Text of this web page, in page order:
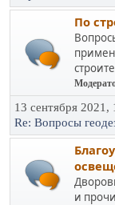
По
13 сентября 2021,
Re: Вопросы
и